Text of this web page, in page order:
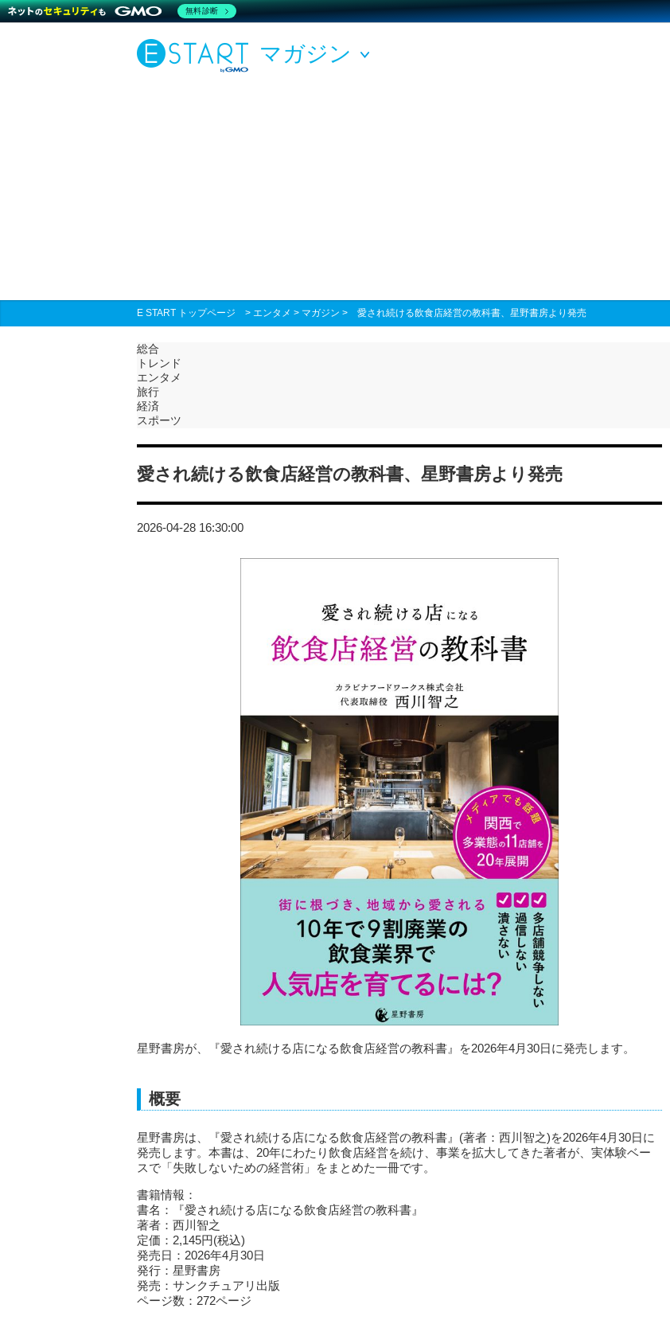
マガジン
E START トップページ > エンタメ > マガジン > 愛され続ける飲食店経営の教科書、星野書房より発売
総合
トレンド
エンタメ
旅行
経済
スポーツ
愛され続ける飲食店経営の教科書、星野書房より発売
2026-04-28 16:30:00
星野書房が、『愛され続ける店になる飲食店経営の教科書』を2026年4月30日に発売します。
概要
星野書房は、『愛され続ける店になる飲食店経営の教科書』(著者：西川智之)を2026年4月30日に
発売します。本書は、20年にわたり飲食店経営を続け、事業を拡大してきた著者が、実体験ベー
スで「失敗しないための経営術」をまとめた一冊です。
書籍情報：
書名：『愛され続ける店になる飲食店経営の教科書』
著者：西川智之
定価：2,145円(税込)
発売日：2026年4月30日
発行：星野書房
発売：サンクチュアリ出版
ページ数：272ページ
無料診断